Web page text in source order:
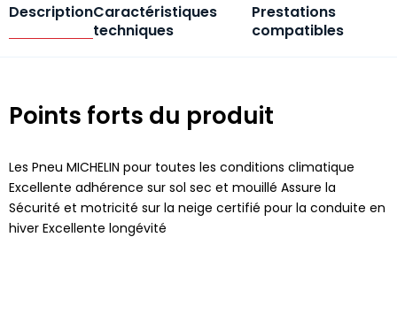
DescriptionCaractéristiques
techniques
Prestations
compatibles
Points forts du produit
Les Pneu MICHELIN pour toutes les conditions climatique
Excellente adhérence sur sol sec et mouillé Assure la
Sécurité et motricité sur la neige certifié pour la conduite en
hiver Excellente longévité